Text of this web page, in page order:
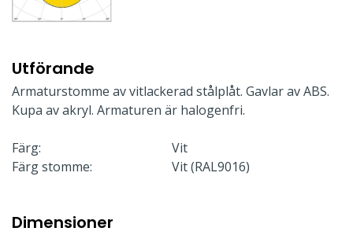
Utförande
Armaturstomme av vitlackerad stålplåt. Gavlar av ABS.
Kupa av akryl. Armaturen är halogenfri.
Färg:
Vit
Färg stomme:
Vit (RAL9016)
Dimensioner